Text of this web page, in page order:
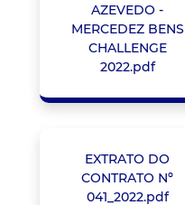
AZEVEDO -
MERCEDEZ BENS
CHALLENGE
2022.pdf
EXTRATO DO
CONTRATO Nº
041_2022.pdf